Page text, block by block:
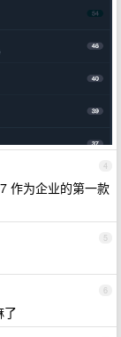
4
作为企业的第一款
5
6
了